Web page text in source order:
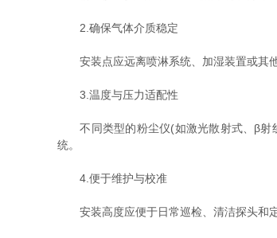
2.确保气体介质稳定
安装点应远离喷淋系统、加湿装置或其他
3.温度与压力适配性
不同类型的粉尘仪(如激光散射式、β射线
统。
4.便于维护与校准
安装高度应便于日常巡检、清洁探头和定